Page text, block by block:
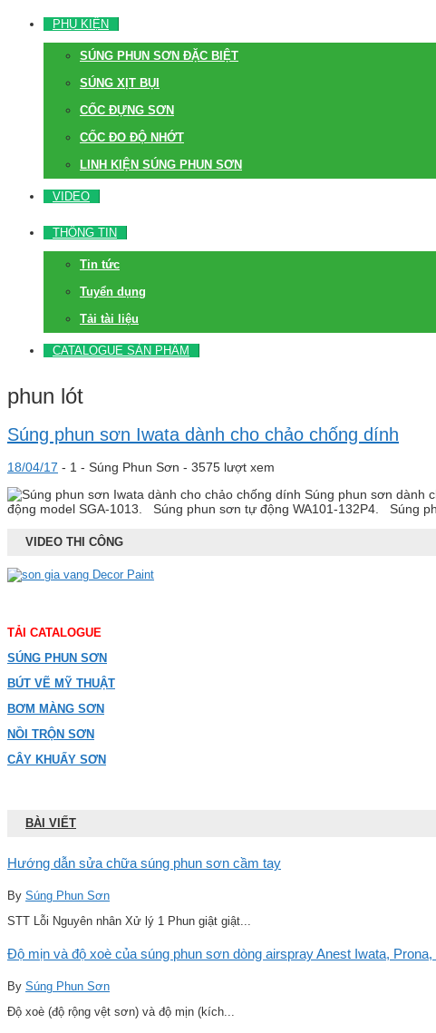
PHỤ KIỆN
SÚNG PHUN SƠN ĐẶC BIỆT
SÚNG XỊT BỤI
CỐC ĐỰNG SƠN
CỐC ĐO ĐỘ NHỚT
LINH KIỆN SÚNG PHUN SƠN
VIDEO
THÔNG TIN
Tin tức
Tuyển dụng
Tải tài liệu
CATALOGUE SẢN PHẨM
phun lót
Súng phun sơn Iwata dành cho chảo chống dính
18/04/17 - 1 - Súng Phun Sơn - 3575 lượt xem
Súng phun sơn dành
động model SGA-1013. Súng phun sơn tự động WA101-132P4. Súng
VIDEO THI CÔNG
TẢI CATALOGUE
SÚNG PHUN SƠN
BÚT VẼ MỸ THUẬT
BƠM MÀNG SƠN
NỒI TRỘN SƠN
CÂY KHUẤY SƠN
BÀI VIẾT
Hướng dẫn sửa chữa súng phun sơn cầm tay
By Súng Phun Sơn
STT Lỗi Nguyên nhân Xử lý 1 Phun giật giật...
Độ mịn và độ xoè của súng phun sơn dòng airspray Anest Iwata, Prona,
By Súng Phun Sơn
Độ xoè (độ rộng vệt sơn) và độ mịn (kích...